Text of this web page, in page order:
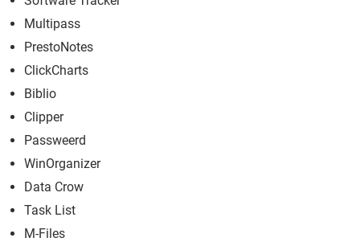
Multipass
PrestoNotes
ClickCharts
Biblio
Clipper
Passweerd
WinOrganizer
Data Crow
Task List
M-Files